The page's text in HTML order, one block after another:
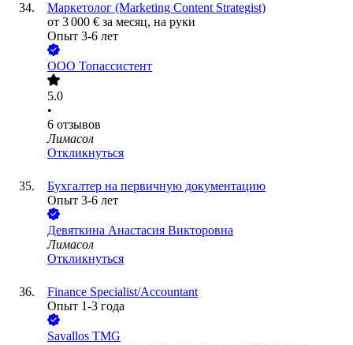
Маркетолог (Marketing Content Strategist)
от 3 000 € за месяц, на руки
Опыт 3-6 лет
ООО Топассистент
5.0
•
6 отзывов
Лимасол
Откликнуться
Бухгалтер на первичную документацию
Опыт 3-6 лет
Девяткина Анастасия Викторовна
Лимасол
Откликнуться
Finance Specialist/Accountant
Опыт 1-3 года
Savallos TMG